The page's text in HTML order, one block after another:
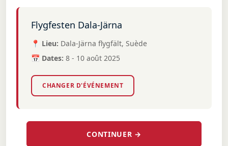
Flygfesten Dala-Järna
📍 Lieu: Dala-Järna flygfält, Suède
📅 Dates: 8 - 10 août 2025
CHANGER D'ÉVÉNEMENT
CONTINUER →